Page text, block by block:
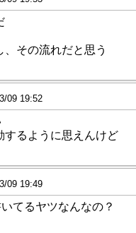
その流れだと思う
09 19:52
するように思えんけど
09 19:49
てるヤツなんなの？